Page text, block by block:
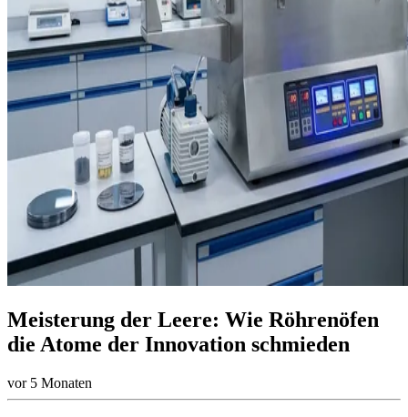
Meisterung der Leere: Wie Röhrenöfen
die Atome der Innovation schmieden
vor 5 Monaten